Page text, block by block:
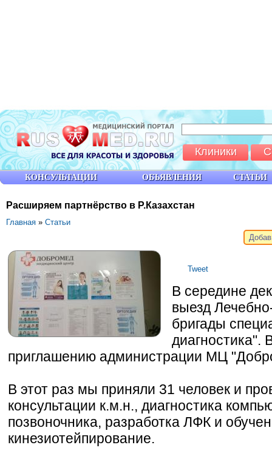
Расширяем партнёрство в Р.Казахстан
Главная » Статьи
Tweet
В середине
выезд
бригады
диагностика".
приглашению администрации МЦ
В этот раз мы приняли 31 человек и
консультации к.м.н., диагностика
позвоночника, разработка ЛФК и
кинезиотейпирование.
КОНСУЛЬТАЦИИ ОБЪЯВЛЕНИЯ СТАТЬИ
Клиники